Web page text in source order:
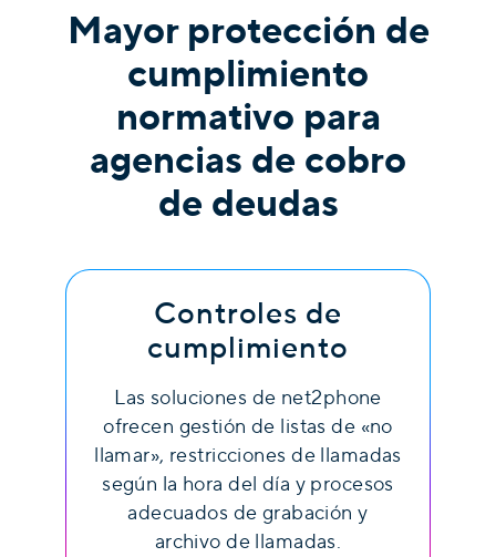
Mayor protección de
cumplimiento
normativo para
agencias de cobro
de deudas
Controles de
cumplimiento
Las soluciones de net2phone
ofrecen gestión de listas de «no
llamar», restricciones de llamadas
según la hora del día y procesos
adecuados de grabación y
archivo de llamadas.